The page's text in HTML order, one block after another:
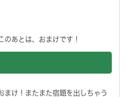
のあとは、おまけです！
まけ！またまた宿題を出しちゃう